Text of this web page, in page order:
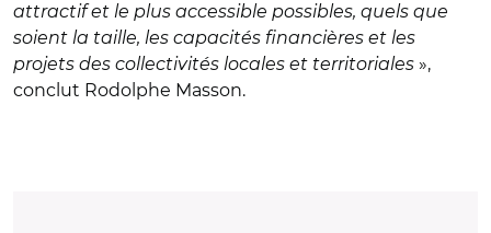
attractif et le plus accessible possibles, quels que
soient la taille, les capacités financières et les
projets des collectivités locales et territoriales »,
conclut Rodolphe Masson.